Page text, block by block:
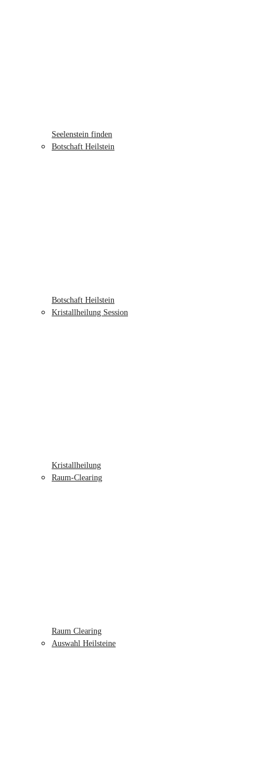
Seelenstein finden
Botschaft Heilstein
Botschaft Heilstein
Kristallheilung Session
Kristallheilung
Raum-Clearing
Raum Clearing
Auswahl Heilsteine